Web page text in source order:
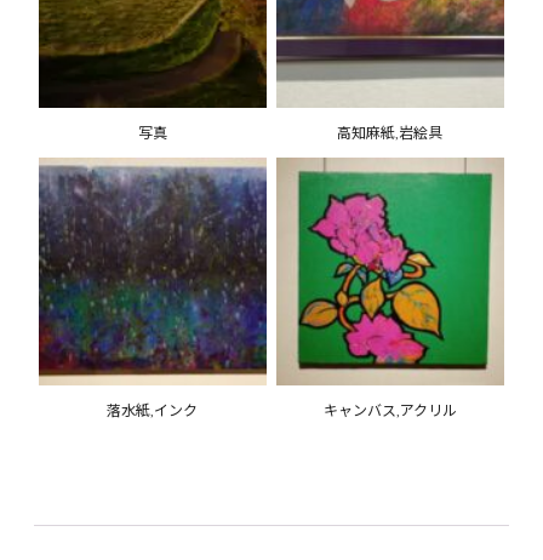
写真 高知麻紙,岩絵具
落水紙,インク キャンバス,アクリル